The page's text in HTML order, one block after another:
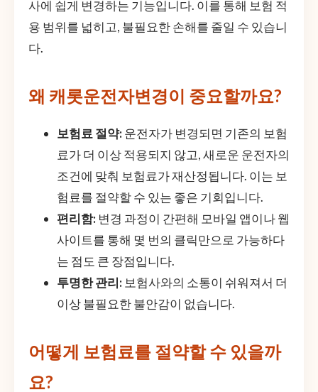
사에 쉽게 변경하는 기능입니다. 이를 통해 보험 적
용 범위를 넓히고, 불필요한 손해를 줄일 수 있습니
다.
왜 캐롯운전자변경이 중요할까요?
보험료 절약: 운전자가 변경되면 기존의 보험
료가 더 이상 적용되지 않고, 새로운 운전자의
조건에 맞춰 보험료가 재산정됩니다. 이는 보
험료를 절약할 수 있는 좋은 기회입니다.
편리함: 변경 과정이 간편해 모바일 앱이나 웹
사이트를 통해 몇 번의 클릭만으로 가능하다
는 점도 큰 장점입니다.
투명한 관리: 보험사와의 소통이 쉬워져서 더
이상 불필요한 불안감이 없습니다.
어떻게 보험료를 절약할 수 있을까
요?